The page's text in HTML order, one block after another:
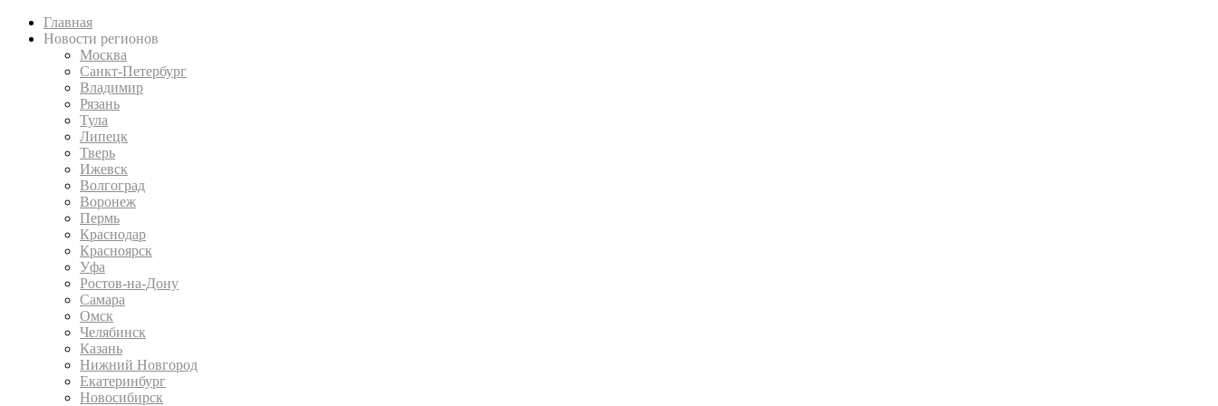
Главная
Новости регионов
Москва
Санкт-Петербург
Владимир
Рязань
Тула
Липецк
Тверь
Ижевск
Волгоград
Воронеж
Пермь
Краснодар
Красноярск
Уфа
Ростов-на-Дону
Самара
Омск
Челябинск
Казань
Нижний Новгород
Екатеринбург
Новосибирск